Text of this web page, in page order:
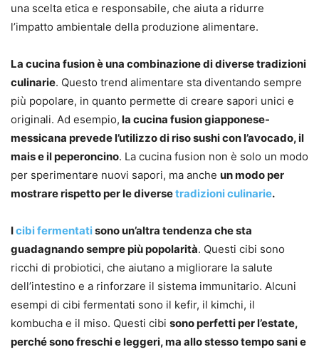
una scelta etica e responsabile, che aiuta a ridurre
l’impatto ambientale della produzione alimentare.
La cucina fusion è una combinazione di diverse tradizioni
culinarie. Questo trend alimentare sta diventando sempre
più popolare, in quanto permette di creare sapori unici e
originali. Ad esempio, la cucina fusion giapponese-
messicana prevede l’utilizzo di riso sushi con l’avocado, il
mais e il peperoncino. La cucina fusion non è solo un modo
per sperimentare nuovi sapori, ma anche un modo per
mostrare rispetto per le diversetradizioni culinarie.
Icibi fermentatisono un’altra tendenza che sta
guadagnando sempre più popolarità. Questi cibi sono
ricchi di probiotici, che aiutano a migliorare la salute
dell’intestino e a rinforzare il sistema immunitario. Alcuni
esempi di cibi fermentati sono il kefir, il kimchi, il
kombucha e il miso. Questi cibi sono perfetti per l’estate,
perché sono freschi e leggeri, ma allo stesso tempo sani e